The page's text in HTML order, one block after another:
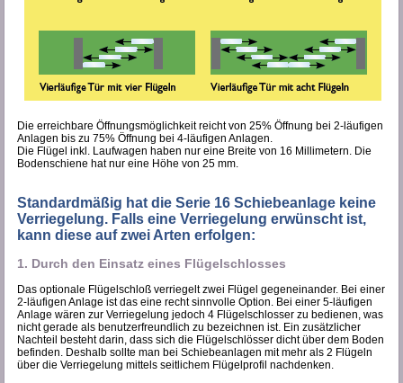
Die erreichbare Öffnungsmöglichkeit reicht von 25% Öffnung bei 2-läufigen
Anlagen bis zu 75% Öffnung bei 4-läufigen Anlagen.
Die Flügel inkl. Laufwagen haben nur eine Breite von 16 Millimetern. Die
Bodenschiene hat nur eine Höhe von 25 mm.
Standardmäßig hat die Serie 16 Schiebeanlage keine
Verriegelung. Falls eine Verriegelung erwünscht ist,
kann diese auf zwei Arten erfolgen:
1. Durch den Einsatz eines Flügelschlosses
Das optionale Flügelschloß verriegelt zwei Flügel gegeneinander. Bei einer
2-läufigen Anlage ist das eine recht sinnvolle Option. Bei einer 5-läufigen
Anlage wären zur Verriegelung jedoch 4 Flügelschlosser zu bedienen, was
nicht gerade als benutzerfreundlich zu bezeichnen ist. Ein zusätzlicher
Nachteil besteht darin, dass sich die Flügelschlösser dicht über dem Boden
befinden. Deshalb sollte man bei Schiebeanlagen mit mehr als 2 Flügeln
über die Verriegelung mittels seitlichem Flügelprofil nachdenken.